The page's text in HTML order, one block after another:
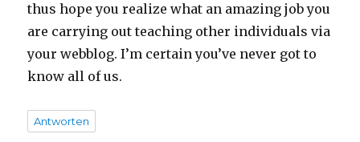
thus hope you realize what an amazing job you
are carrying out teaching other individuals via
your webblog. I’m certain you’ve never got to
know all of us.
Antworten